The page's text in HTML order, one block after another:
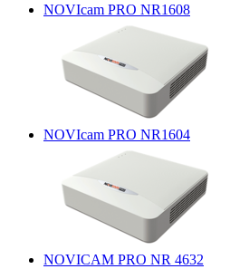
NOVIcam PRO NR1608
NOVIcam PRO NR1604
NOVICAM PRO NR 4632